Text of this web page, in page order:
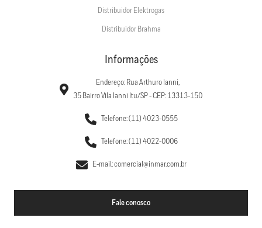
Distribuidor Elektrogas
Distribuidor Brahma
Informações
Endereço: Rua Arthuro Ianni,
35 Bairro Vila Ianni Itu/SP - CEP: 13313-150
Telefone: (11) 4023-0555
Telefone: (11) 4022-0006
E-mail: comercial@inmar.com.br
Fale conosco